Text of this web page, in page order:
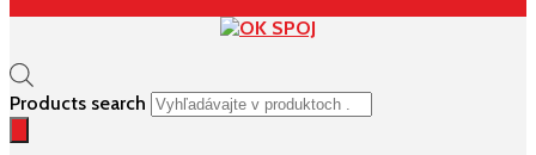
Products search